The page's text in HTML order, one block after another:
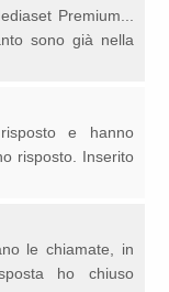
Premium...
sono già nella
e hanno
risposto. Inserito
le chiamate, in
ho chiuso